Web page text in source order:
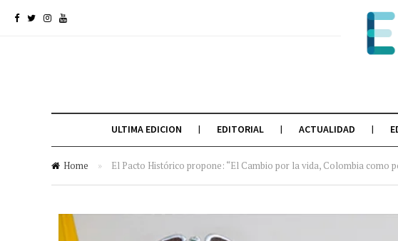
ULTIMA EDICION EDITORIAL ACTUALIDAD
Home » El Pacto Histórico propone: “El Cambio por la vida, Colombia como